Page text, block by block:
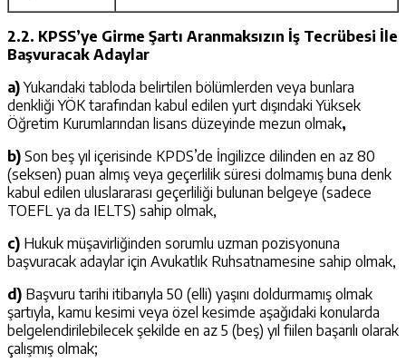
2.2. KPSS’ye Girme Şartı Aranmaksızın İş Tecrübesi İle
Başvuracak Adaylar
a)Yukarıdaki tabloda belirtilen bölümlerden veya bunlara
denkliği YÖK tarafından kabul edilen yurt dışındaki Yüksek
Öğretim Kurumlarından lisans düzeyinde mezun olmak,
b) Son beş yıl içerisinde KPDS’de İngilizce dilinden en az 80
(seksen) puan almış veya geçerlilik süresi dolmamış buna denk
kabul edilen uluslararası geçerliliği bulunan belgeye (sadece
TOEFL ya da IELTS) sahip olmak,
c) Hukuk müşavirliğinden sorumlu uzman pozisyonuna
başvuracak adaylar için Avukatlık Ruhsatnamesine sahip olmak,
d) Başvuru tarihi itibarıyla 50 (elli) yaşını doldurmamış olmak
şartıyla, kamu kesimi veya özel kesimde aşağıdaki konularda
belgelendirilebilecek şekilde en az 5 (beş) yıl fiilen başarılı olarak
çalışmış olmak;